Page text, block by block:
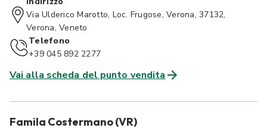
Via Ulderico Marotto, Loc. Frugose, Verona, 37132,
Verona, Veneto
Telefono
+39 045 892 2277
Vai alla scheda del punto vendita
Famila Costermano (VR)